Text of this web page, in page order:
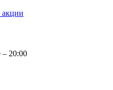
20:00